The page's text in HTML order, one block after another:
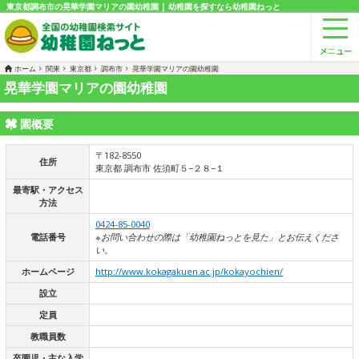
東京都調布市の晃華学園マリアの園幼稚園 | 幼稚園を探すなら幼稚園ねっと
ホーム 関東 東京都 調布市 晃華学園マリアの園幼稚園
晃華学園マリアの園幼稚園
園概要
住所
〒182-8550
東京都 調布市 佐須町５−２８−１
最寄駅・アクセス
方法
電話番号
0424-85-0040
※お問い合わせの際は「幼稚園ねっとを見た」とお伝えくださ
い。
ホームページ
http://www.kokagakuen.ac.jp/kokayochien/
設立
定員
教職員数